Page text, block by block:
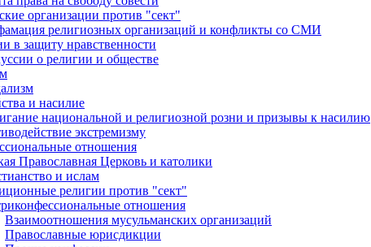
организации против "сект"
религиозных организаций и конфликты со СМИ
в защиту нравственности
о религии и обществе
и насилие
национальной и религиозной розни и призывы к насилию
экстремизму
отношения
Православная Церковь и католики
и ислам
религии против "сект"
отношения
Взаимоотношения мусульманских организаций
Православные юрисдикции